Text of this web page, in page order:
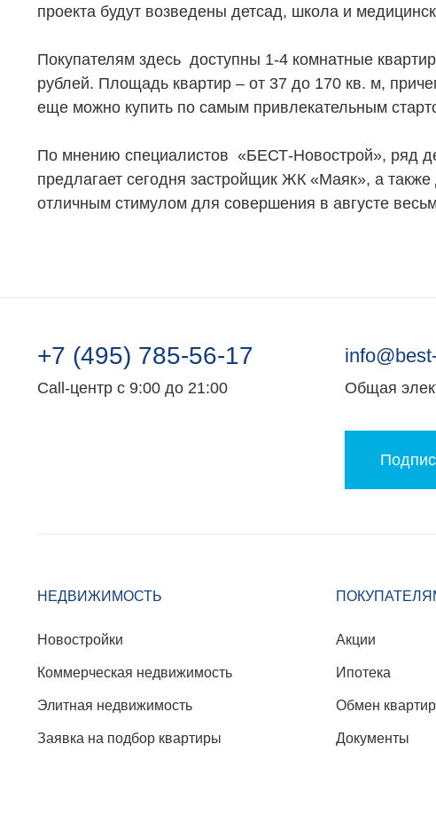
проекта будут возведены детсад, школа и
Покупателям здесь доступны 1-4 комнатные
рублей. Площадь квартир – от 37 до 170 кв. м,
еще можно купить по самым привлекательным
По мнению специалистов «БЕСТ-Новострой», ряд
предлагает сегодня застройщик ЖК «Маяк», а также
отличным стимулом для совершения в августе
+7 (495) 785-56-17
Call-центр с 9:00 до 21:00 Общая
НЕДВИЖИМОСТЬ
Новостройки
Коммерческая недвижимость
Элитная недвижимость
Заявка на подбор квартиры
Акции
Ипотека
Обмен квартир
Документы